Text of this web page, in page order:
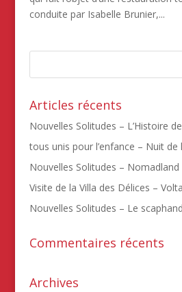
conduite par Isabelle Brunier,...
Articles récents
Nouvelles Solitudes – L’Histoire
tous unis pour l’enfance – Nuit
Nouvelles Solitudes – Nomadland
Visite de la Villa des Délices –
Nouvelles Solitudes – Le
Commentaires récents
Archives